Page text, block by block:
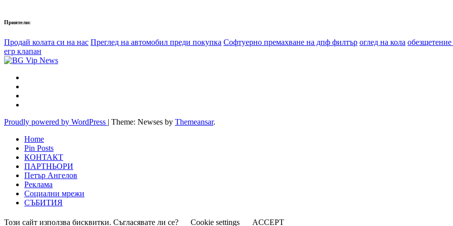
Приятели:
Продай колата си на нас Преглед на автомобил преди покупка Софтуерно премахване на дпф филтър оглед на кола
егр клапан
Proudly powered by WordPress | Theme: Newses by Themeansar.
Home
Pin Posts
КОНТАКТ
ПАРТНЬОРИ
Петър Ангелов
Реклама
Социални мрежи
СЪБИТИЯ
Този сайт използва бисквитки. Съгласявате ли се? Cookie settings ACCEPT